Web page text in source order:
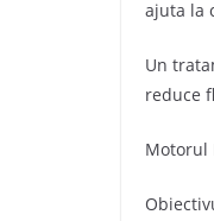
ajuta la
Un
reduce
Motorul